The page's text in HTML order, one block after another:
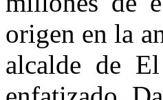
origen en la
alcalde de